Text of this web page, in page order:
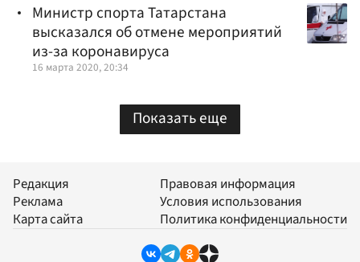
Министр спорта Татарстана
высказался об отмене мероприятий
из-за коронавируса
16 марта 2020, 20:34
Показать еще
Редакция
Реклама
Карта сайта
Правовая информация
Условия использования
Политика конфиденциальности